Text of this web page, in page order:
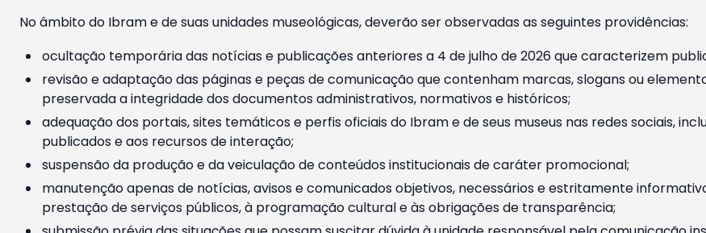
No âmbito do Ibram e de suas unidades museológicas, deverão ser observadas as seguintes providências:
ocultação temporária das notícias e publicações anteriores a 4 de julho de 2026 que caracterizem
revisão e adaptação das páginas e peças de comunicação que contenham marcas, slogans ou
preservada a integridade dos documentos administrativos, normativos e históricos;
adequação dos portais, sites temáticos e perfis oficiais do Ibram e de seus museus nas redes sociais,
publicados e aos recursos de interação;
suspensão da produção e da veiculação de conteúdos institucionais de caráter promocional;
manutenção apenas de notícias, avisos e comunicados objetivos, necessários e estritamente
prestação de serviços públicos, à programação cultural e às obrigações de transparência;